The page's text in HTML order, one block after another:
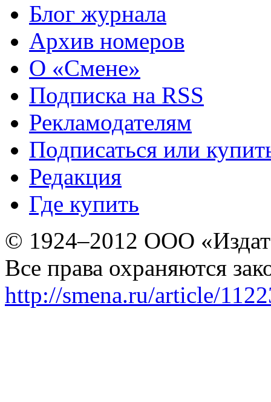
Блог журнала
Архив номеров
О «Смене»
Подписка на RSS
Рекламодателям
Подписаться или
Редакция
Где купить
© 1924–2012 ООО
Все права охраняются
http://smena.ru/article/